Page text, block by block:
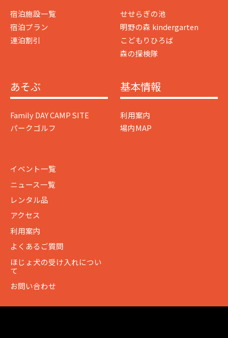
宿泊施設一覧
宿泊プラン
連泊割引
せせらぎの池
明野の森 kindergarten
こどもりひろば
森の探検隊
あそぶ
Family DAY CAMP SITE
パークゴルフ
基本情報
利用案内
場内MAP
イベント一覧
ニュース一覧
レンタル品
アクセス
利用案内
よくあるご質問
ほじょ犬の受け入れについ
て
お問い合わせ